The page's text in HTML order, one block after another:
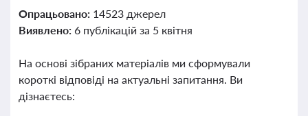
Опрацьовано: 14523 джерел
Виявлено: 6 публікацій за 5 квітня
На основі зібраних матеріалів ми сформували
короткі відповіді на актуальні запитання. Ви
дізнаєтесь: